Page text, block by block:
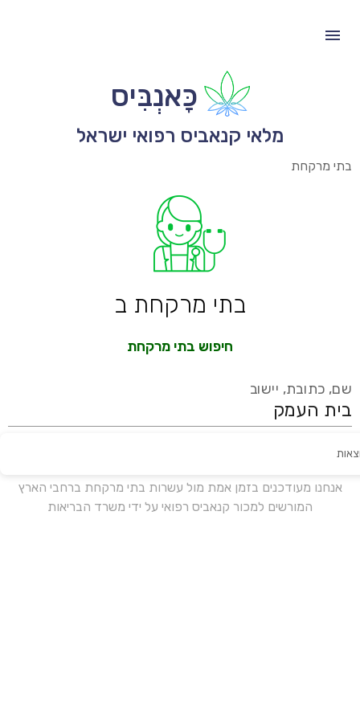
כָּאנְבִּיס
מלאי קנאביס רפואי ישראל
בתי מרקחת
בתי מרקחת ב
חיפוש בתי מרקחת
שם, כתובת, יישוב
אנחנו מעודכנים בזמן אמת מול עשרות בתי מרקחת ברחבי הארץ
המורשים למכור קנאביס רפואי על ידי משרד הבריאות